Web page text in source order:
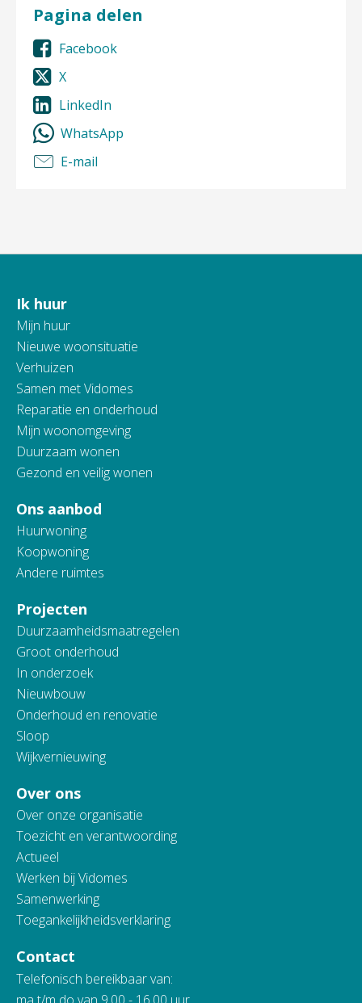
Pagina delen
Facebook
X
LinkedIn
WhatsApp
E-mail
Contactinformatie
Ik huur
Mijn huur
Nieuwe woonsituatie
Verhuizen
Samen met Vidomes
Reparatie en onderhoud
Mijn woonomgeving
Duurzaam wonen
Gezond en veilig wonen
Ons aanbod
Huurwoning
Koopwoning
Andere ruimtes
Projecten
Duurzaamheidsmaatregelen
Groot onderhoud
In onderzoek
Nieuwbouw
Onderhoud en renovatie
Sloop
Wijkvernieuwing
Over ons
Over onze organisatie
Toezicht en verantwoording
Actueel
Werken bij Vidomes
Samenwerking
Toegankelijkheidsverklaring
Contact
Telefonisch bereikbaar van:
ma t/m do van 9.00 - 16.00 uur